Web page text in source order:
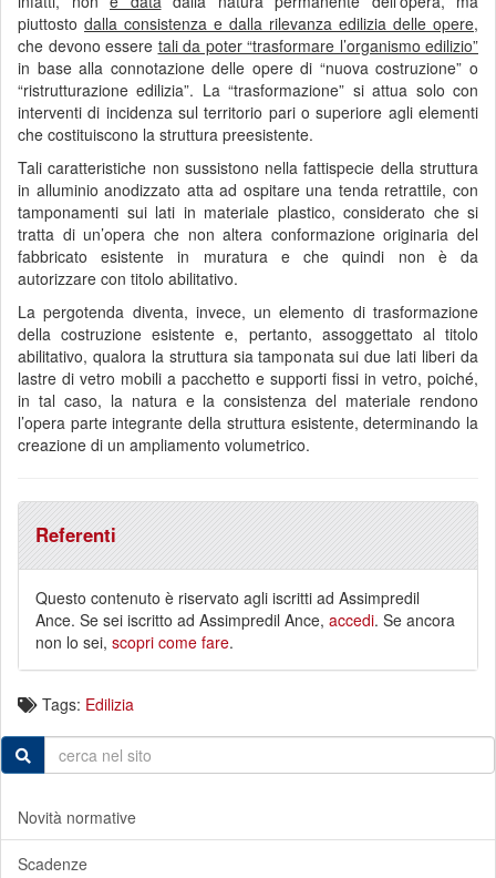
piuttosto dalla consistenza e dalla rilevanza edilizia delle opere,
che devono essere tali da poter “trasformare l’organismo edilizio”
in base alla connotazione delle opere di “nuova costruzione” o
“ristrutturazione edilizia”. La “trasformazione” si attua solo con
interventi di incidenza sul territorio pari o superiore agli elementi
che costituiscono la struttura preesistente.
Tali caratteristiche non sussistono nella fattispecie della struttura
in alluminio anodizzato atta ad ospitare una tenda retrattile, con
tamponamenti sui lati in materiale plastico, considerato che si
tratta di un’opera che non altera conformazione originaria del
fabbricato esistente in muratura e che quindi non è da
autorizzare con titolo abilitativo.
La pergotenda diventa, invece, un elemento di trasformazione
della costruzione esistente e, pertanto, assoggettato al titolo
abilitativo, qualora la struttura sia tamponata sui due lati liberi da
lastre di vetro mobili a pacchetto e supporti fissi in vetro, poiché,
in tal caso, la natura e la consistenza del materiale rendono
l’opera parte integrante della struttura esistente, determinando la
creazione di un ampliamento volumetrico.
Referenti
Questo contenuto è riservato agli iscritti ad Assimpredil
Ance. Se sei iscritto ad Assimpredil Ance, accedi. Se ancora
non lo sei, scopri come fare.
Tags: Edilizia
Novità normative
Scadenze